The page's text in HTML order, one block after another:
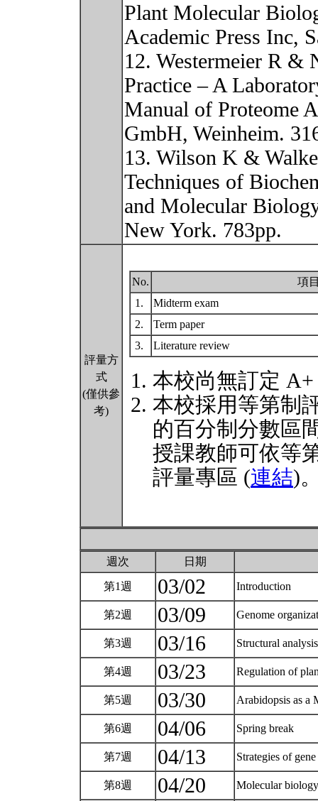
Plant Molecular
Academic Press Inc,
12. Westermeier R &
Practice – A
Manual of Proteome
GmbH, Weinheim.
13. Wilson K &
Techniques of
and Molecular
New York. 783pp.
評量方
式
(僅供參
考)
No.
項
1.
Midterm exam
2.
Term paper
3.
Literature review
本校尚無訂定
本校採用等第制
的百分制分數區
授課教師可依等
評量專區 (連結)
週次 日期
第1週 03/02 Introduction
第2週 03/09 Genome
第3週 03/16 Structural
第4週 03/23 Regulation of
第5週 03/30 Arabidopsis as a
第6週 04/06 Spring break
第7週 04/13 Strategies of
第8週 04/20 Molecular